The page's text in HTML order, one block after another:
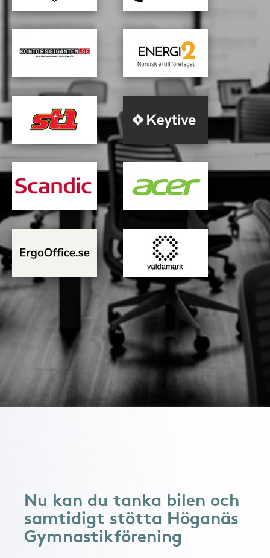
Nu kan du tanka bilen och
samtidigt stötta Höganäs
Gymnastikförening